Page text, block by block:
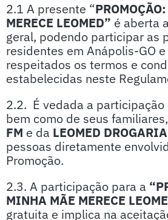
2.1 A presente “
MERECE LEOMED” é aberta
geral, podendo participar as
residentes em Anápolis-GO
respeitados os termos e
estabelecidas neste
2.2. É vedada a participação
bem como de seus
FM e da LEOMED
pessoas diretamente
Promoção.
2.3. A participação para a
MINHA MÃE MERECE
gratuita e implica na